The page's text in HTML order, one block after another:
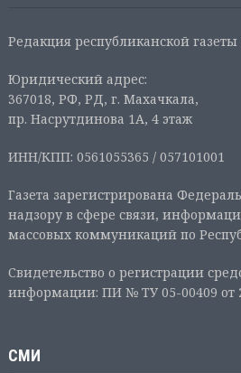
Редакция республиканской
Юридический адрес:
367018, РФ, РД, г. Махачкала,
пр. Насрутдинова 1А, 4 этаж
ИНН/КПП: 0561055365 / 057101001
Газета зарегистрирована
надзору в сфере связи,
массовых коммуникаций по
Свидетельство о регистрации
информации: ПИ № ТУ 05-00409 от
СМИ